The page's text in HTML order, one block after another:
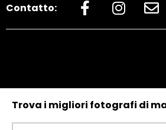
Contatto:
Trova i migliori fotografi di